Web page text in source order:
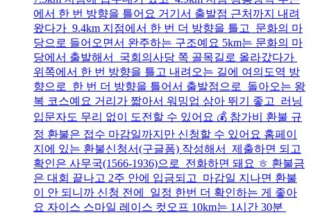
에서 한 번 방향을 틀어요 거기서 출발점 근처까지 내려
왔다가 9.4km 지점에서 한 번 더 방향을 틀고 문화의 마
당으로 들어오면서 완주하는 구조예요 5km는 문화의 마
당에서 출발해서 국회의사당 쪽 골목길로 올라갔다가
위쪽에서 한 번 방향을 틀고 내려오는 길에 여의도역 방
향으로 한 번 더 방향을 틀어서 출발점으로 돌아오는 왕
복 코스예요 거리가 짧아서 워밍업 삼아 뛰기 좋고 러닝
입문자도 무리 없이 도전할 수 있어요 💰 참가비 환불 규
정 환불은 접수 마감일까지만 신청할 수 있어요 홈페이
지에 있는 환불신청서(구글폼) 작성해서 제출하면 되고
확인은 사무국(1566-1936)으로 전화하면 돼요 ㅎ 환불금
은 대회 끝나고 2주 안에 입금되고 마감일 지나면 환불
이 안 되니까 신청 전에 일정 한번 더 확인하는 게 좋아
요 자이스 스마일 레이스 컷오프 10km는 1시간 30분